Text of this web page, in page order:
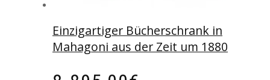
Einzigartiger Bücherschrank in
Mahagoni aus der Zeit um 1880